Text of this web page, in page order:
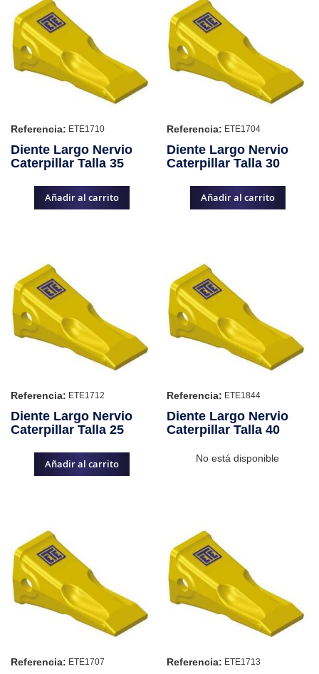
Referencia: ETE1710
Diente Largo Nervio
Caterpillar Talla 35
Añadir al carrito
Referencia: ETE1704
Diente Largo Nervio
Caterpillar Talla 30
Añadir al carrito
Referencia: ETE1712
Diente Largo Nervio
Caterpillar Talla 25
Añadir al carrito
Referencia: ETE1844
Diente Largo Nervio
Caterpillar Talla 40
No está disponible
Referencia: ETE1707 Referencia: ETE1713